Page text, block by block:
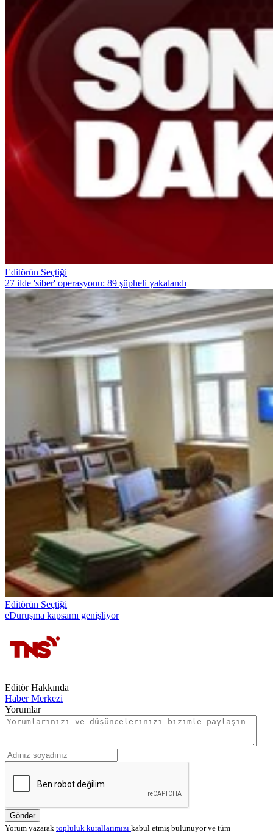
Editörün Seçtiği
27 ilde 'siber' operasyonu: 89 şüpheli yakalandı
Editörün Seçtiği
eDuruşma kapsamı genişliyor
Editör Hakkında
Haber Merkezi
Yorumlar
Gönder
Yorum yazarak topluluk kurallarımızı kabul etmiş bulunuyor ve tüm